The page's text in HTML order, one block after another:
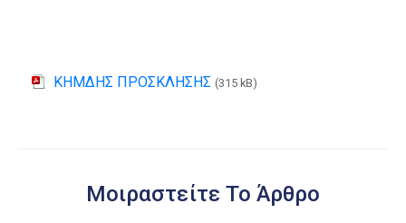
ΚΗΜΔΗΣ ΠΡΟΣΚΛΗΣΗΣ (315 kB)
Μοιραστείτε Το Άρθρο